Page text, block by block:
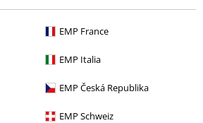
EMP France
EMP Italia
EMP Česká Republika
EMP Schweiz
lidmaatschap